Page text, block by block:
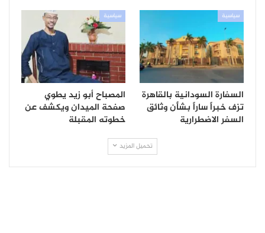
سياسية
السفارة السودانية بالقاهرة
تزف خبراً ساراً بشأن وثائق
السفر الاضطرارية
سياسية
المصباح أبو زيد يطوي
صفحة الميدان ويكشف عن
خطوته المقبلة
تحميل المزيد